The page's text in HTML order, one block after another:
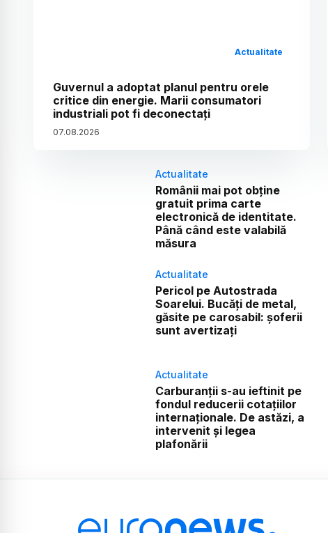
Actualitate
Guvernul a adoptat planul pentru orele
critice din energie. Marii consumatori
industriali pot fi deconectați
07.08.2026
Actualitate
Românii mai pot obține
gratuit prima carte
electronică de identitate.
Până când este valabilă
măsura
Actualitate
Pericol pe Autostrada
Soarelui. Bucăți de metal,
găsite pe carosabil: șoferii
sunt avertizați
Actualitate
Carburanții s-au ieftinit pe
fondul reducerii cotațiilor
internaționale. De astăzi, a
intervenit și legea
plafonării